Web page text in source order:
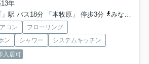
年
駅 バス18分 「本牧原」 停歩3分
みなとみらい線「元町・中華街」駅 バス11分 「本牧原」 停歩3分
コン
フローリング
ン
シャワー
システムキッチン
入居可